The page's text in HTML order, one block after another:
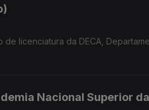
de licenciatura da DECA,
Nacional Superior